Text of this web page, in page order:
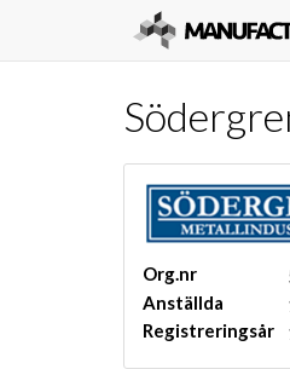
Org.nr
Anställda
Registreringsår